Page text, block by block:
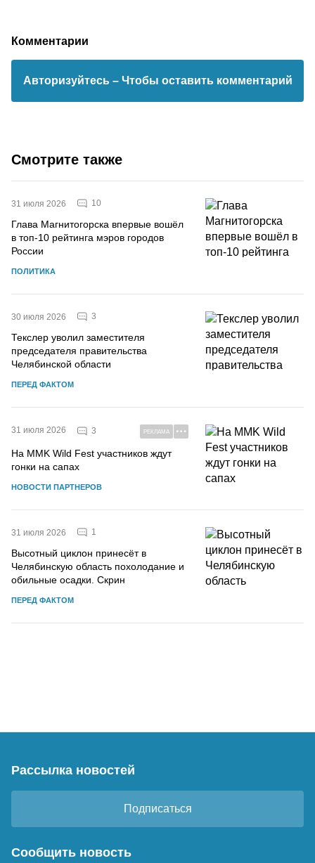
Комментарии
Авторизуйтесь – Чтобы оставить комментарий
Смотрите также
31 июля 2026 10
Глава Магнитогорска впервые вошёл
в топ-10 рейтинга мэров городов
России
ПОЛИТИКА
30 июля 2026 3
Текслер уволил заместителя
председателя правительства
Челябинской области
ПЕРЕД ФАКТОМ
31 июля 2026 3 РЕКЛАМА
На MMK Wild Fest участников ждут
гонки на сапах
НОВОСТИ ПАРТНЕРОВ
31 июля 2026 1
Высотный циклон принесёт в
Челябинскую область похолодание и
обильные осадки. Скрин
ПЕРЕД ФАКТОМ
Рассылка новостей
Подписаться
Сообщить новость